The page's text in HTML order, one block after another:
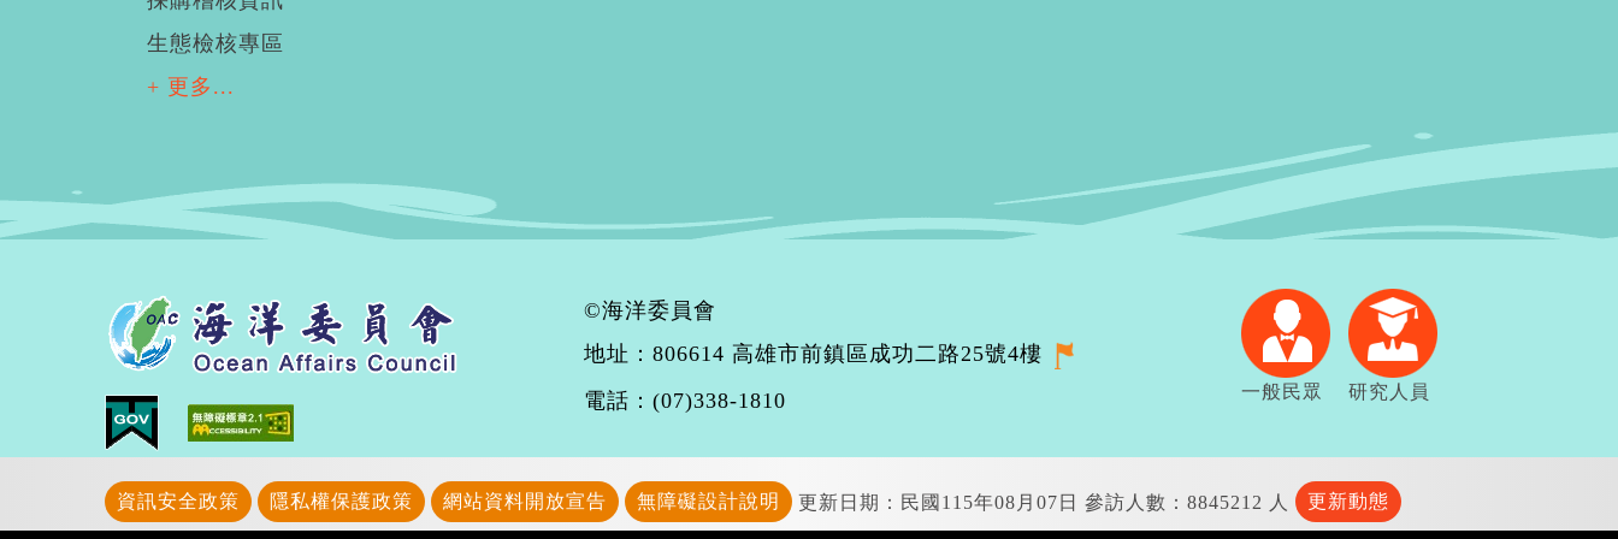
生態檢核專區
+ 更多...
©海洋委員會
地址：806614 高雄市前鎮區成功二路25號4樓
電話：(07)338-1810
一般民眾 研究人員
資訊安全政策 隱私權保護政策 網站資料開放宣告 無障礙設計說明 更新日期：民國115年08月07日 參訪人數：8845212 人 更新動態